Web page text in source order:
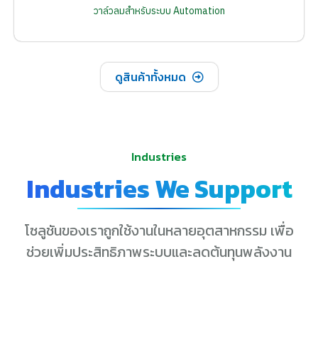
วาล์วลมสำหรับระบบ Automation
ดูสินค้าทั้งหมด
Industries
Industries We Support
โซลูชันของเราถูกใช้งานในหลายอุตสาหกรรม เพื่อ
ช่วยเพิ่มประสิทธิภาพระบบและลดต้นทุนพลังงาน